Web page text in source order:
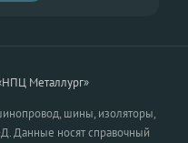
Металлург»
шины, изоляторы,
Данные носят справочный